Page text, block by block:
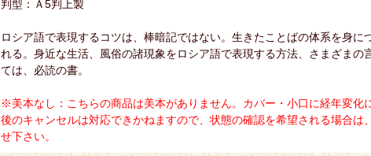
判型：Ａ5判上製
ロシア語で表現するコツは、棒暗記ではない。生きたことばの体系を身に
れる。身近な生活、風俗の諸現象をロシア語で表現する方法、さまざまの
ては、必読の書。
※美本なし：こちらの商品は美本がありません。カバー・小口に経年変化
後のキャンセルは対応できかねますので、状態の確認を希望される場合は
せ下さい。